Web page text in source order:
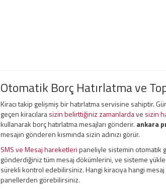
Otomatik Borç Hatırlatma ve
Kiracı takip gelişmiş bir hatırlatma servisine sahiptir.
geçen kiracılarasizin belirttiğiniz zamanlardave sizin
kullanarak borç hatırlatma mesajları gönderir. ankara
mesajın gönderen kısmında sizin adınızı görür.
SMS ve Mesaj hareketleripaneliyle sistemin otomatik
gönderdiğiniz tüm mesaj dökümlerini, ve sisteme
sürekli kontrol edebilirsiniz. Hangi kiracıya hangi mesaj
panellerden görebilirsiniz.